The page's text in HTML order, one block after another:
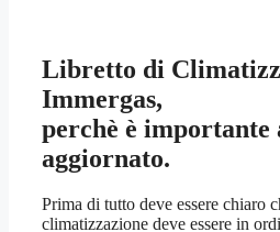
Libretto di
Immergas,
perchè è importante
aggiornato.
Prima di tutto deve essere chiaro
climatizzazione deve essere in